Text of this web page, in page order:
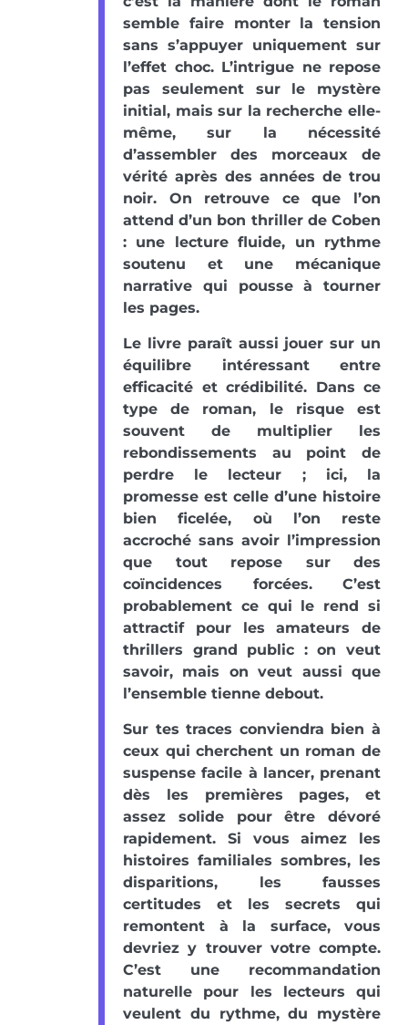
semble faire monter la tension
sans s’appuyer uniquement sur
l’effet choc. L’intrigue ne repose
pas seulement sur le mystère
initial, mais sur la recherche elle-
même, sur la nécessité
d’assembler des morceaux de
vérité après des années de trou
noir. On retrouve ce que l’on
attend d’un bon thriller de Coben
: une lecture fluide, un rythme
soutenu et une mécanique
narrative qui pousse à tourner
les pages.
Le livre paraît aussi jouer sur un
équilibre intéressant entre
efficacité et crédibilité. Dans ce
type de roman, le risque est
souvent de multiplier les
rebondissements au point de
perdre le lecteur ; ici, la
promesse est celle d’une histoire
bien ficelée, où l’on reste
accroché sans avoir l’impression
que tout repose sur des
coïncidences forcées. C’est
probablement ce qui le rend si
attractif pour les amateurs de
thrillers grand public : on veut
savoir, mais on veut aussi que
l’ensemble tienne debout.
Sur tes traces conviendra bien à
ceux qui cherchent un roman de
suspense facile à lancer, prenant
dès les premières pages, et
assez solide pour être dévoré
rapidement. Si vous aimez les
histoires familiales sombres, les
disparitions, les fausses
certitudes et les secrets qui
remontent à la surface, vous
devriez y trouver votre compte.
C’est une recommandation
naturelle pour les lecteurs qui
veulent du rythme, du mystère